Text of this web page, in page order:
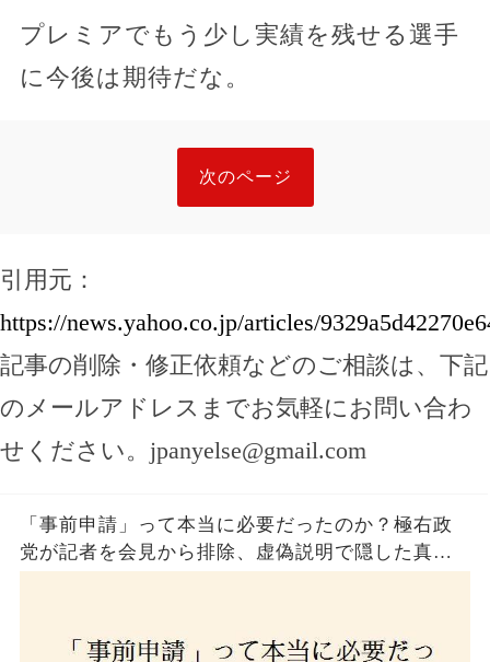
プレミアでもう少し実績を残せる選手
に今後は期待だな。
次のページ
引用元：
https://news.yahoo.co.jp/articles/
記事の削除・修正依頼などのご相談は、下記
のメールアドレスまでお気軽にお問い合わ
せください。 jpanyelse@gmail.com
「事前申請」って本当に必要だったのか？極右政
党が記者を会見から排除、虚偽説明で隠した真実